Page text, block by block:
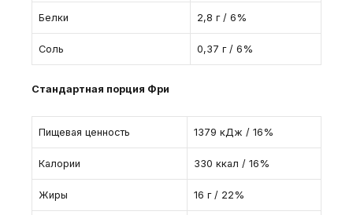
Белки 2,8 г / 6%
Соль 0,37 г / 6%
Стандартная порция Фри
Пищевая ценность 1379 кДж / 16%
Калории 330 ккал / 16%
Жиры 16 г / 22%